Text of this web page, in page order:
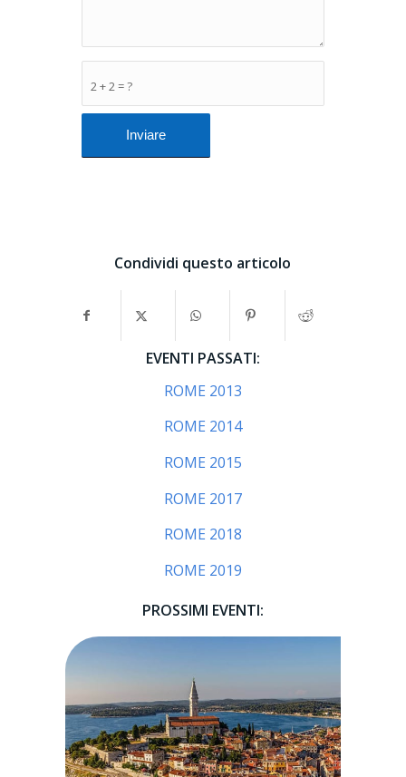
2 + 2 = ?
Condividi questo articolo
EVENTI PASSATI:
ROME 2013
ROME 2014
ROME 2015
ROME 2017
ROME 2018
ROME 2019
PROSSIMI EVENTI: